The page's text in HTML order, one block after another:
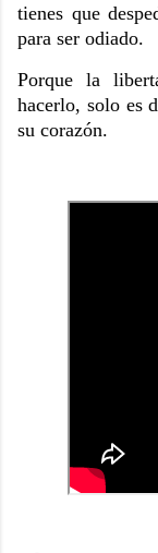
tienes que
para ser odiado.
Porque la
hacerlo, solo es
su corazón.